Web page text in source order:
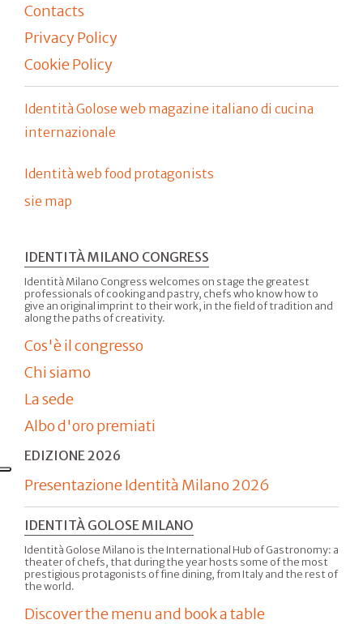
Contacts
Privacy Policy
Cookie Policy
Identità Golose web magazine italiano di cucina
internazionale
Identità web food protagonists
sie map
IDENTITÀ MILANO CONGRESS
Identità Milano Congress welcomes on stage the greatest
professionals of cooking and pastry, chefs who know how to
give an original imprint to their work, in the field of tradition and
along the paths of creativity.
Cos'è il congresso
Chi siamo
La sede
Albo d'oro premiati
EDIZIONE 2026
Presentazione Identità Milano 2026
IDENTITÀ GOLOSE MILANO
Identità Golose Milano is the International Hub of Gastronomy: a
theater of chefs, that during the year hosts some of the most
prestigious protagonists of fine dining, from Italy and the rest of
the world.
Discover the menu and book a table